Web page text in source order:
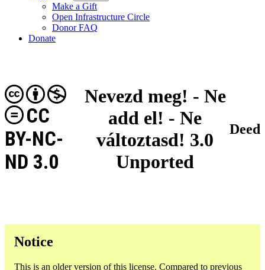
Make a Gift
Open Infrastructure Circle
Donor FAQ
Donate
Nevezd meg! - Ne
add el! - Ne
változtasd! 3.0
Unported
CC
BY-NC-
ND 3.0
Deed
Notice
This is an older version of this license. Compared to previous